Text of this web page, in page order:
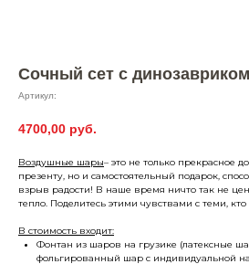
Сочный сет с динозавриком
Артикул:
4700,00 руб.
Воздушные шары– это не только прекрасное
презенту, но и самостоятельный подарок,
взрыв радости! В наше время ничто так не
тепло. Поделитесь этими чувствами с теми,
В стоимость входит:
Фонтан из шаров на грузике (латексные
фольгированный шар с индивидуальной